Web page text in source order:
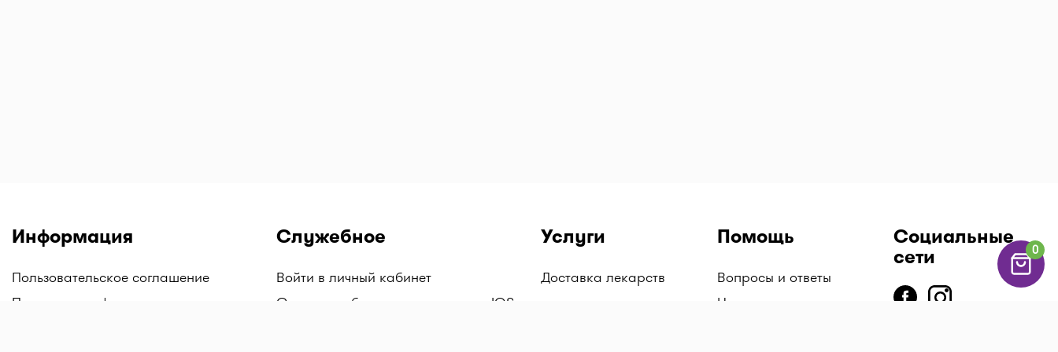
Информация
Пользовательское соглашение
Политика конфиденциальности
Служебное
Войти в личный кабинет
Скачать мобильное приложение IOS
Услуги
Доставка лекарств
Помощь
Вопросы и ответы
Напишите нам
Социальные
сети 0